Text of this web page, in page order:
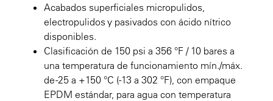
Acabados superficiales micropulidos,
electropulidos y pasivados con ácido nítrico
disponibles.
Clasificación de 150 psi a 356 °F / 10 bares a
una temperatura de funcionamiento mín./máx.
de -25 a +150 °C (-13 a 302 °F), con empaque
EPDM estándar, para agua con temperatura